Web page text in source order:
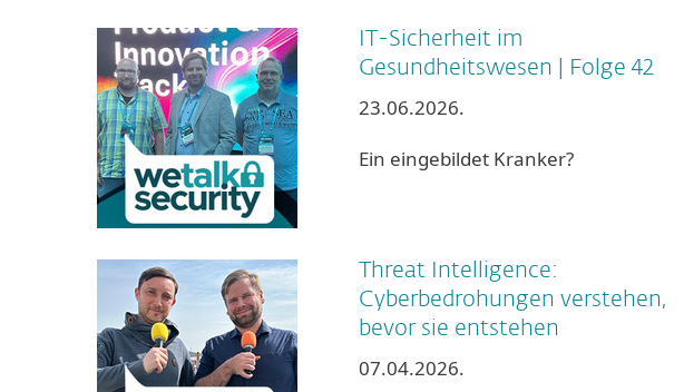
IT-Sicherheit im
Gesundheitswesen | Folge 42
23.06.2026.
Ein eingebildet Kranker?
Threat Intelligence:
Cyberbedrohungen verstehen,
bevor sie entstehen
07.04.2026.